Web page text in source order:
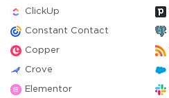
ClickUp
Constant Contact
Copper
Crove
Elementor